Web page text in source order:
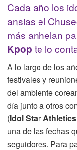
Cada año los
ansias el
más anhelan
Kpop te lo
A lo largo de los
festivales y
del ambiente
día junto a otros
(Idol Star
una de las fechas
seguidores. Para